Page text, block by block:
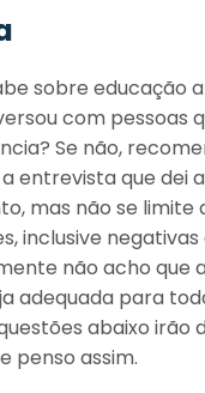
sobre educação
com pessoas
Se não,
entrevista que dei
mas não se limite
inclusive negativas
não acho que
adequada para
abaixo irão
penso assim.